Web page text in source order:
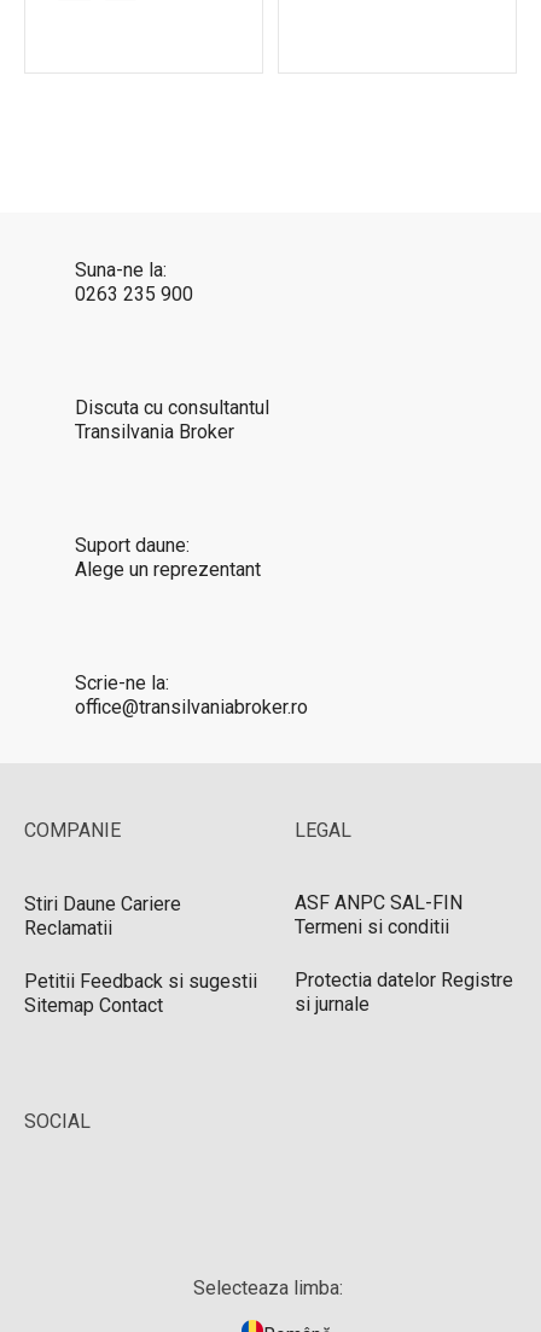
Suna-ne la:
0263 235 900
Discuta cu consultantul
Transilvania Broker
Suport daune:
Alege un reprezentant
Scrie-ne la:
office@transilvaniabroker.ro
COMPANIE
Stiri Daune Cariere
Reclamatii
Petitii Feedback si sugestii
Sitemap Contact
LEGAL
ASF ANPC SAL-FIN
Termeni si conditii
Protectia datelor Registre
si jurnale
SOCIAL
Selecteaza limba: